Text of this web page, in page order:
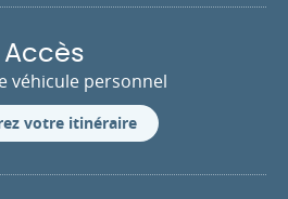
Accès
véhicule personnel
votre itinéraire